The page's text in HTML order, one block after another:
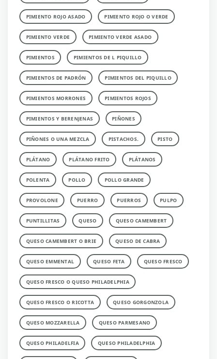
PIMIENTO ROJO ASADO PIMIENTO ROJO O VERDE
PIMIENTO VERDE PIMIENTO VERDE ASADO
PIMIENTOS PIMIENTOS DE L PIQUILLO
PIMIENTOS DE PADRÓN PIMIENTOS DEL PIQUILLO
PIMIENTOS MORRONES PIMIENTOS ROJOS
PIMIENTOS Y BERENJENAS PIÑONES
PIÑONES O UNA MEZCLA PISTACHOS. PISTO
PLÁTANO PLÁTANO FRITO PLÁTANOS
POLENTA POLLO POLLO GRANDE
PROVOLONE PUERRO PUERROS PULPO
PUNTILLITAS QUESO QUESO CAMEMBERT
QUESO CAMEMBERT O BRIE QUESO DE CABRA
QUESO EMMENTAL QUESO FETA QUESO FRESCO
QUESO FRESCO O QUESO PHILADELPHIA
QUESO FRESCO O RICOTTA QUESO GORGONZOLA
QUESO MOZZARELLA QUESO PARMESANO
QUESO PHILADELFIA QUESO PHILADELPHIA